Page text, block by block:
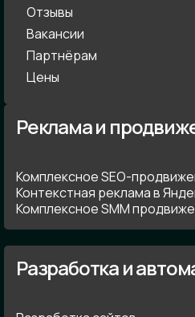
Отзывы
Вакансии
Партнёрам
Цены
Реклама и
Комплексное SEO-
Контекстная реклама в
Комплексное SMM
Разработка и